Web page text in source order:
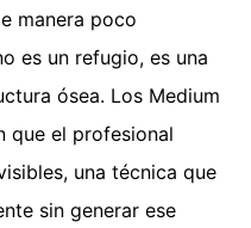
manera poco
es un refugio, es una
ósea. Los Medium
que el profesional
una técnica que
sin generar ese